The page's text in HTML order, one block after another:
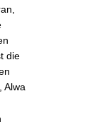
die
Alwa